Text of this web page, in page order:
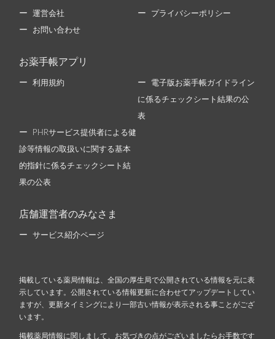
運営会社 プライバシーポリシー
お問い合わせ
お薬手帳アプリ
利用規約 電子版お薬手帳ガイドライン
に係るチェックシート結果の公
表
PHRサービス提供者による健
診等情報の取扱いに関する基本
的指針に係るチェックシート結
果の公表
店舗運営者のみなさま
サービス紹介ページ
掲載している薬局情報は、全国の厚生局で公開されている情報を元に表
示しています。公開されている情報更新に合わせてアップデートしてい
ますが、更新タイミングにより一部古い情報が表示される事ことがござ
います。
掲載薬局情報に関しまして、お気づきの点がございましたらお手数です